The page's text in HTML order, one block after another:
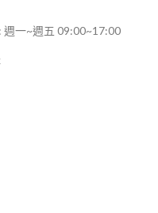
一~週五 09:00~17:00